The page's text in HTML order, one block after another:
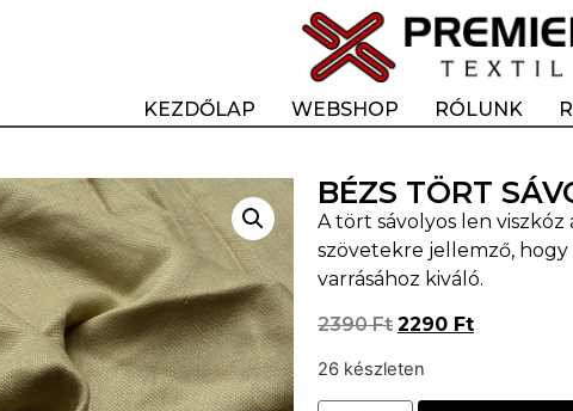
KEZDŐLAP WEBSHOP RÓLUNK
BÉZS TÖRT
A tört sávolyos len
szövetekre jellemző, hogy
varrásához kiváló.
2390Ft 2290 Ft
26 készleten